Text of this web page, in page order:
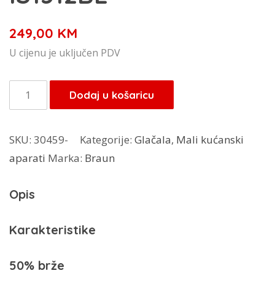
249,00 KM
U cijenu je uključen PDV
Braun
parna
IS1512BL
količina
Dodaj u košaricu
SKU: 30459- Kategorije: Glačala, Mali kućanski
aparati Marka: Braun
Opis
Karakteristike
50% brže